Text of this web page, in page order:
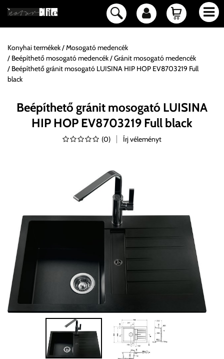
Konyhai termékek
Mosogató medencék
Beépíthető mosogató medencék
Gránit mosogató medencék
Beépíthető gránit mosogató LUISINA HIP HOP EV8703219 Full
black
Beépíthető gránit mosogató LUISINA
HIP HOP EV8703219 Full black
(0) Írj véleményt